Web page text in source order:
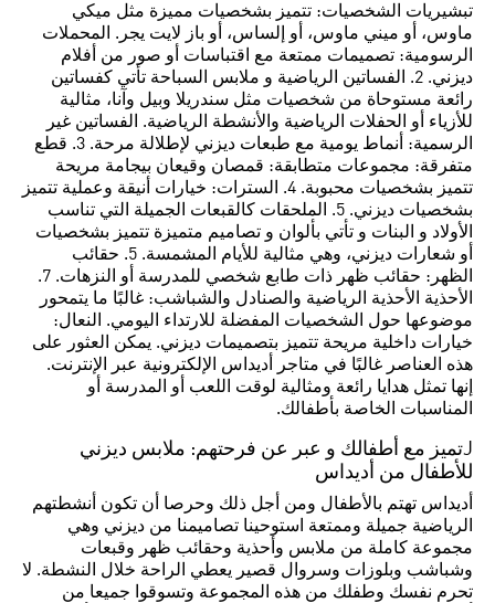
تبشيريات الشخصيات: تتميز بشخصيات مميزة مثل ميكي
ماوس، أو ميني ماوس، أو إلساس، أو باز لايت يجر. المحملات
الرسومية: تصميمات ممتعة مع اقتباسات أو صور من أفلام
ديزني. 2. الفساتين الرياضية و ملابس السباحة تأتي كفساتين
رائعة مستوحاة من شخصيات مثل سندريلا وبيل وآنا، مثالية
للأزياء أو الحفلات الرياضية والأنشطة الرياضية. الفساتين غير
الرسمية: أنماط يومية مع طبعات ديزني لإطلالة مرحة. 3. قطع
متفرقة: مجموعات متطابقة: قمصان وقيعان بيجامة مريحة
تتميز بشخصيات محبوبة. 4. السترات: خيارات أنيقة وعملية تتميز
بشخصيات ديزني. 5. الملحقات كالقبعات الجميلة التي تناسب
الأولاد و البنات و تأتي بألوان و تصاميم متميزة تتميز بشخصيات
أو شعارات ديزني، وهي مثالية للأيام المشمسة. 5. حقائب
الظهر: حقائب ظهر ذات طابع شخصي للمدرسة أو النزهات. 7.
الأحذية الأحذية الرياضية والصنادل والشباشب: غالبًا ما يتمحور
موضوعها حول الشخصيات المفضلة للارتداء اليومي. النعال:
خيارات داخلية مريحة تتميز بتصميمات ديزني. يمكن العثور على
هذه العناصر غالبًا في متاجر أديداس الإلكترونية عبر الإنترنت.
إنها تمثل هدايا رائعة ومثالية لوقت اللعب أو المدرسة أو
المناسبات الخاصة بأطفالك.
Jتميز مع أطفالك و عبر عن فرحتهم: ملابس ديزني
للأطفال من أديداس
أديداس تهتم بالأطفال ومن أجل ذلك وحرصا أن تكون أنشطتهم
الرياضية جميلة وممتعة استوحينا تصاميمنا من ديزني وهي
مجموعة كاملة من ملابس وأحذية وحقائب ظهر وقبعات
وشباشب وبلوزات وسروال قصير يعطي الراحة خلال النشطة. لا
تحرم نفسك وطفلك من هذه المجموعة وتسوقوا جميعا من